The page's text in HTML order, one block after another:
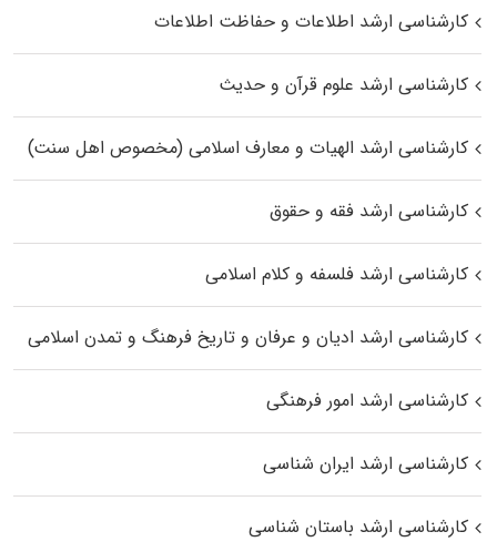
کارشناسی ارشد اطلاعات و حفاظت اطلاعات
کارشناسی ارشد علوم قرآن و حدیث
کارشناسی ارشد الهیات و معارف اسلامی (مخصوص اهل سنت)
کارشناسی ارشد فقه و حقوق
کارشناسی ارشد فلسفه و کلام اسلامی
کارشناسی ارشد ادیان و عرفان و تاریخ فرهنگ و تمدن اسلامی
کارشناسی ارشد امور فرهنگی
کارشناسی ارشد ایران شناسی
کارشناسی ارشد باستان شناسی